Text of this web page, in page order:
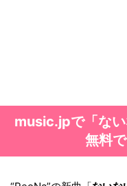
music.jpで「な
無料